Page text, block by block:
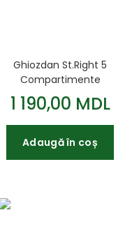
Ghiozdan St.Right 5
Compartimente
Impermeabil Green
Gradient BP05
42x30x19cm
1 190,00 MDL
Adaugă în coș